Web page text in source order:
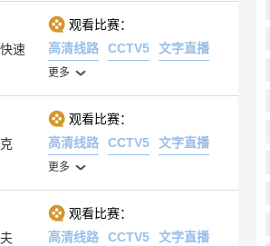
速
观看比赛：
高清线路
CCTV5 文字直播
更多
观看比赛：
高清线路
CCTV5 文字直播
更多
观看比赛：
高清线路
CCTV5 文字直播